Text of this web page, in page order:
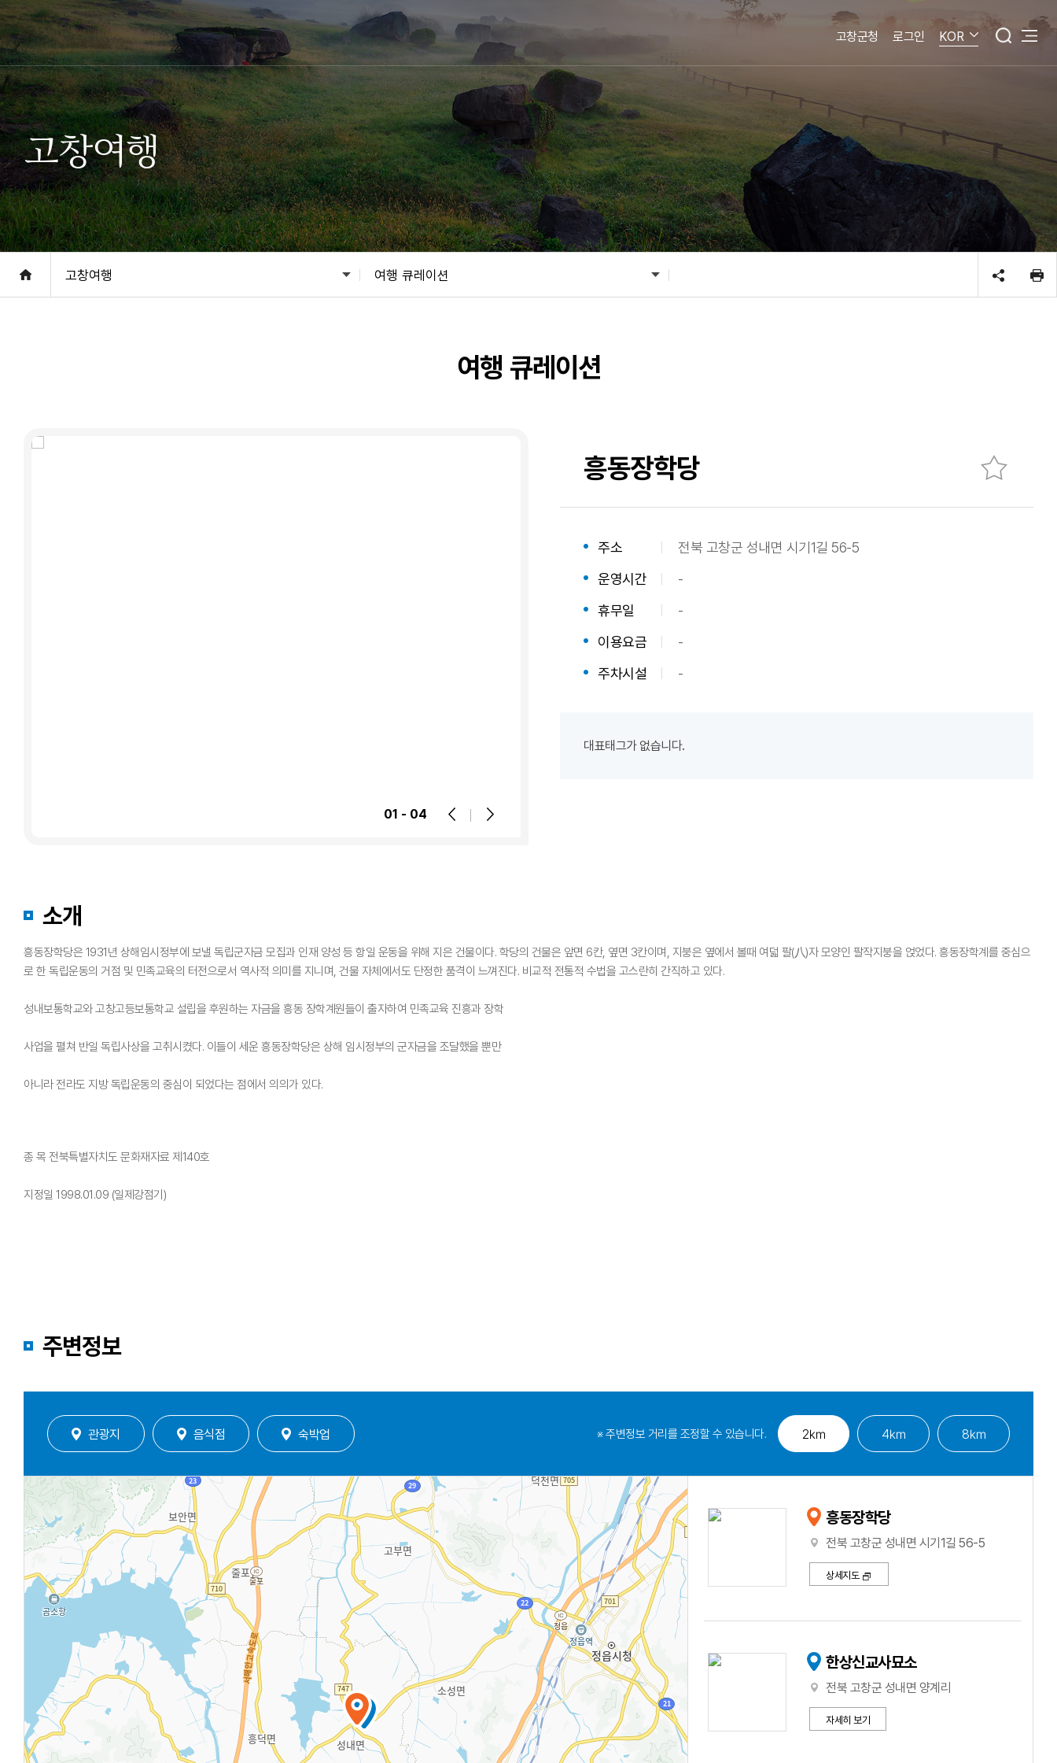
고창군청 로그인 KOR
고창여행
고창여행 여행 큐레이션
여행 큐레이션
01 - 04
흥동장학당
숙
주
영
간,
시
설
주소
전북 고창군 성내면 시기1길 56-5
운영시간
-
휴무일
-
이용요금
-
주차시설
-
대표태그가 없습니다.
소개
흥동장학당은 1931년 상해임시정부에 보낼 독립군자금 모집과 인재 양성 등 항일 운동을 위해 지은 건물이다. 학당의 건물은 앞면 6칸, 옆면 3칸이며, 지붕은 옆에서 볼때 여덟 팔(八)자 모양인 팔작지붕을 얹었다. 흥동장학계를 중심으
로 한 독립운동의 거점 및 민족교육의 터전으로서 역사적 의미를 지니며, 건물 자체에서도 단정한 품격이 느껴진다. 비교적 전통적 수법을 고스란히 간직하고 있다.
성내보통학교와 고창고등보통학교 설립을 후원하는 자금을 흥동 장학계원들이 출자하여 민족교육 진흥과 장학
사업을 펼쳐 반일 독립사상을 고취시켰다. 이들이 세운 흥동장학당은 상해 임시정부의 군자금을 조달했을 뿐만
아니라 전라도 지방 독립운동의 중심이 되었다는 점에서 의의가 있다.
종 목 전북특별자치도 문화재자료 제140호
지정일 1998.01.09 (일제강점기)
주변정보
관광지 음식점 숙박업 ※ 주변정보 거리를 조정할 수 있습니다. 2㎞ 4㎞ 8㎞
흥동장학당
전북 고창군 성내면 시기1길 56-5
상세지도
한상신교사묘소
전북 고창군 성내면 양계리
자세히 보기